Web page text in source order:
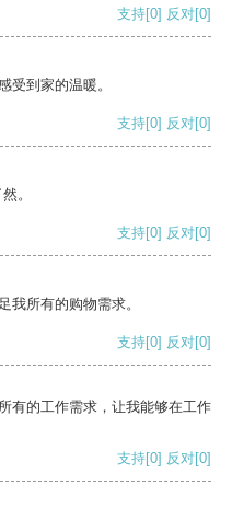
支持[0] 反对[0]
受到家的温暖。
支持[0] 反对[0]
。
支持[0] 反对[0]
我所有的购物需求。
支持[0] 反对[0]
有的工作需求，让我能够在工作
支持[0] 反对[0]